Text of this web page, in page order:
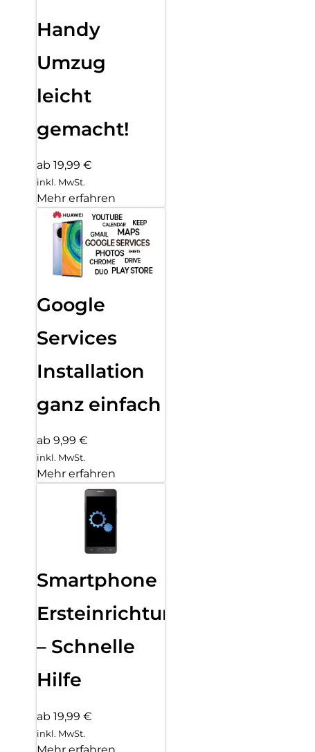
Handy
Umzug
leicht
gemacht!
ab 19,99 €
inkl. MwSt.
Mehr erfahren
Google
Services
Installation
ganz einfach
ab 9,99 €
inkl. MwSt.
Mehr erfahren
Smartphone
Ersteinrichtung
– Schnelle
Hilfe
ab 19,99 €
inkl. MwSt.
Mehr erfahren